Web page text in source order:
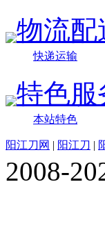
物流配
快递运输
特色服
本站特色
阳江刀网 | 阳江刀 |
2008-